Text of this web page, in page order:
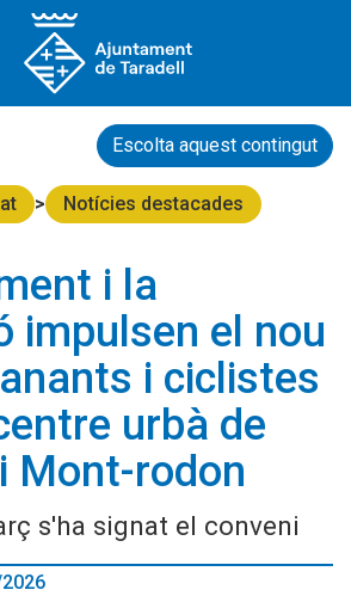
Escolta aquest contingut
Notícies destacades
i la
impulsen el nou
i ciclistes
urbà de
Mont-rodon
s'ha signat el conveni
2026